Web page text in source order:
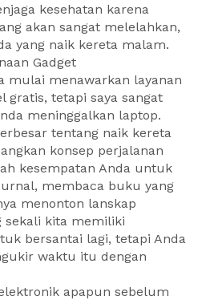
kesehatan karena
akan sangat melelahkan,
yang naik kereta malam.
Gadget
mulai menawarkan layanan
gratis, tetapi saya sangat
meninggalkan laptop.
tentang naik kereta
konsep perjalanan
kesempatan Anda untuk
membaca buku yang
menonton lanskap
sekali kita memiliki
bersantai lagi, tetapi Anda
waktu itu dengan
apapun sebelum